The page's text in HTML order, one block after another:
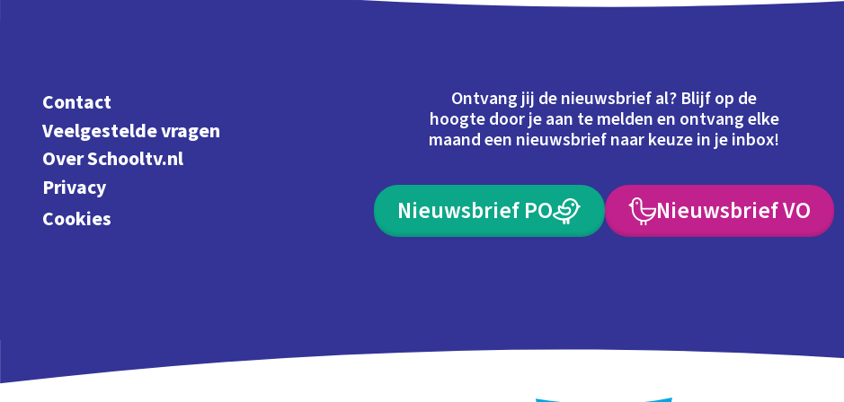
Contact
Veelgestelde vragen
Over Schooltv.nl
Privacy
Cookies
Ontvang jij de nieuwsbrief al? Blijf op de
hoogte door je aan te melden en ontvang elke
maand een nieuwsbrief naar keuze in je inbox!
Nieuwsbrief PO Nieuwsbrief VO